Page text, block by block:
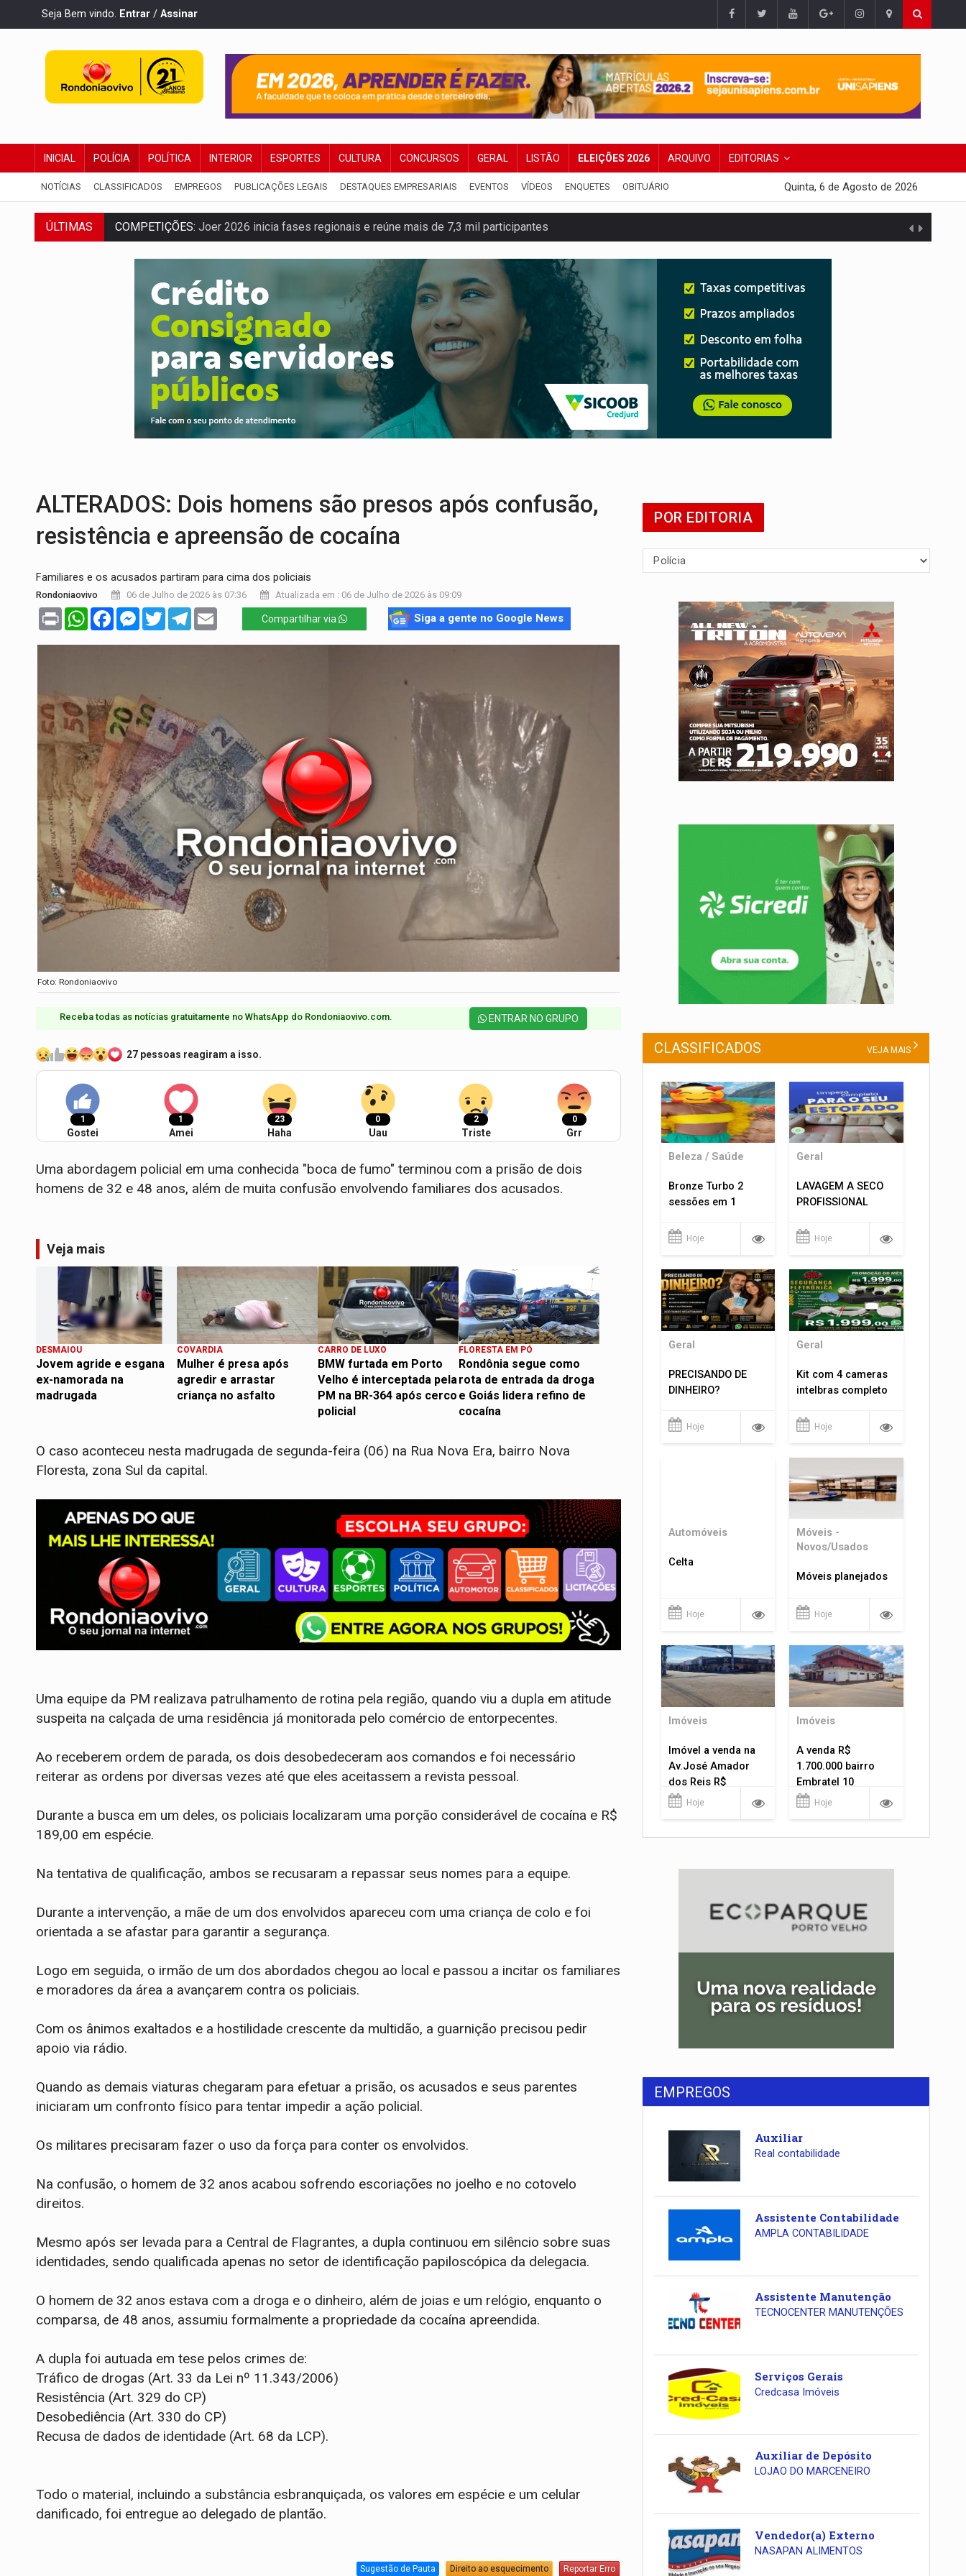
Seja Bem vindo. Entrar / Assinar
INICIAL POLÍCIA POLÍTICA INTERIOR ESPORTES CULTURA CONCURSOS GERAL LISTÃO ELEIÇÕES 2026 ARQUIVO EDITORIAS
NOTÍCIAS CLASSIFICADOS EMPREGOS PUBLICAÇÕES LEGAIS DESTAQUES EMPRESARIAIS EVENTOS VÍDEOS ENQUETES OBITUÁRIO Quinta, 6 de Agosto de 2026
ÚLTIMAS
COMPETIÇÕES:Joer 2026 inicia fases regionais e reúne mais de 7,3 mil participantes
PERIGO:Moradores denunciam escuridão e insegurança na Estrada dos Periquitos
COLIGAÇÃO:Reabertura de ação no TSE pode resultar em cassação de prefeita de Pimenta Bueno
INCLUSÃO: APAE Porto Velho abre inscrições para taekwondo
CLUBE DOS R$ 00,00: 21 candidatos declaram patrimônio zero em Rondônia nas eleições de 2026
INTERIOR: Ouro Preto do Oeste realiza Cavalgada da Expo Show Norte neste sábado
DESENVOLVIMENTO:Ideb avança nos anos iniciais do ensino fundamental em Rondônia
VULGO 'UNIÃO':Chefe de facção criminosa é preso durante operação policial
Publicação Legal:CONVOCAÇÃO DAS ELEIÇÕES: SEATER/RO
ALTERADOS: Dois homens são presos após confusão,
resistência e apreensão de cocaína
Familiares e os acusados partiram para cima dos policiais
Rondoniaovivo 06 de Julho de 2026 às 07:36 Atualizada em : 06 de Julho de 2026 às 09:09
Print WhatsAppFacebookMessenger
TwitterTelegram Compartilhar via Siga a gente no Google News
Foto: Rondoniaovivo
Receba todas as notícias gratuitamente no WhatsApp do Rondoniaovivo.com.​ ENTRAR NO GRUPO
27 pessoas reagiram a isso.
1
Gostei
1
Amei
23
Haha
0
Uau
2
Triste
0
Grr
​Uma abordagem policial em uma conhecida "boca de fumo" terminou com a prisão de dois
homens de 32 e 48 anos, além de muita confusão envolvendo familiares dos acusados.
Veja mais
DESMAIOU
Jovem agride e esgana
ex-namorada na
madrugada
COVARDIA
Mulher é presa após
agredir e arrastar
criança no asfalto
CARRO DE LUXO
BMW furtada em Porto
Velho é interceptada pela
PM na BR-364 após cerco
policial
FLORESTA EM PÓ
Rondônia segue como
rota de entrada da droga
e Goiás lidera refino de
cocaína
O caso aconteceu nesta madrugada de segunda-feira (06) na Rua Nova Era, bairro Nova
Floresta, zona Sul da capital.
​Uma equipe da PM realizava patrulhamento de rotina pela região, quando viu a dupla em atitude
suspeita na calçada de uma residência já monitorada pelo comércio de entorpecentes.
Ao receberem ordem de parada, os dois desobedeceram aos comandos e foi necessário
reiterar as ordens por diversas vezes até que eles aceitassem a revista pessoal.
​Durante a busca em um deles, os policiais localizaram uma porção considerável de cocaína e R$
189,00 em espécie.
Na tentativa de qualificação, ambos se recusaram a repassar seus nomes para a equipe.
​Durante a intervenção, a mãe de um dos envolvidos apareceu com uma criança de colo e foi
orientada a se afastar para garantir a segurança.
Logo em seguida, o irmão de um dos abordados chegou ao local e passou a incitar os familiares
e moradores da área a avançarem contra os policiais.
​Com os ânimos exaltados e a hostilidade crescente da multidão, a guarnição precisou pedir
apoio via rádio.
Quando as demais viaturas chegaram para efetuar a prisão, os acusados e seus parentes
iniciaram um confronto físico para tentar impedir a ação policial.
​Os militares precisaram fazer o uso da força para conter os envolvidos.
Na confusão, o homem de 32 anos acabou sofrendo escoriações no joelho e no cotovelo
direitos.
​Mesmo após ser levada para a Central de Flagrantes, a dupla continuou em silêncio sobre suas
identidades, sendo qualificada apenas no setor de identificação papiloscópica da delegacia.
O homem de 32 anos estava com a droga e o dinheiro, além de joias e um relógio, enquanto o
comparsa, de 48 anos, assumiu formalmente a propriedade da cocaína apreendida.
​A dupla foi autuada em tese pelos crimes de:
​Tráfico de drogas (Art. 33 da Lei nº 11.343/2006)
​Resistência (Art. 329 do CP)
​Desobediência (Art. 330 do CP)
​Recusa de dados de identidade (Art. 68 da LCP).
​Todo o material, incluindo a substância esbranquiçada, os valores em espécie e um celular
danificado, foi entregue ao delegado de plantão.
Sugestão de Pauta Direito ao esquecimento Reportar Erro
POR EDITORIA
CLASSIFICADOS VEJA MAIS
Beleza / Saúde
Bronze Turbo 2
sessões em 1
Hoje
Geral
LAVAGEM A SECO
PROFISSIONAL
Hoje
Geral
PRECISANDO DE
DINHEIRO?
Hoje
Geral
Kit com 4 cameras
intelbras completo
Hoje
Automóveis
Celta
Hoje
Móveis -
Novos/Usados
Móveis planejados
Hoje
Imóveis
Imóvel a venda na
Av.José Amador
dos Reis R$
1.400.000
Hoje
Imóveis
A venda R$
1.700.000 bairro
Embratel 10
apartamentos!
Hoje
EMPREGOS
Auxiliar
Real contabilidade
Assistente Contabilidade
AMPLA CONTABILIDADE
Assistente Manutenção
TECNOCENTER MANUTENÇÕES
Serviços Gerais
Credcasa Imóveis
Auxiliar de Depósito
LOJAO DO MARCENEIRO
Vendedor(a) Externo
NASAPAN ALIMENTOS